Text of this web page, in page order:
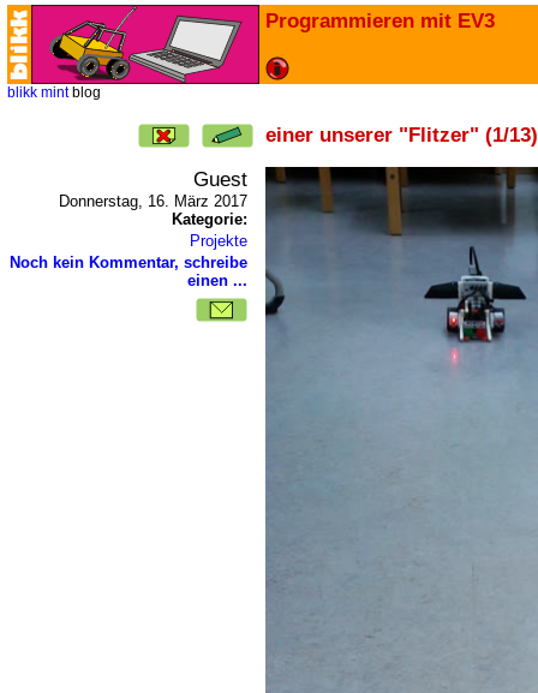
Programmieren mit EV3
blikk mint blog
einer unserer "Flitzer" (1/13)
Guest
Donnerstag, 16. März 2017
Kategorie:
Projekte
Noch kein Kommentar, schreibe
einen ...